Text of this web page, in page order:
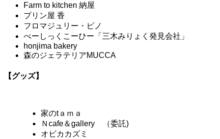
Farm to kitchen 納屋
プリン屋 香
フロマジュリー・ピノ
べーしっくこーひー「三木みりょく発見会社」
honjima bakery
森のジェラテリアMUCCA
【グッズ】
家のtａｍａ
Ｎcafe＆gallery （委託)
オビカカズミ